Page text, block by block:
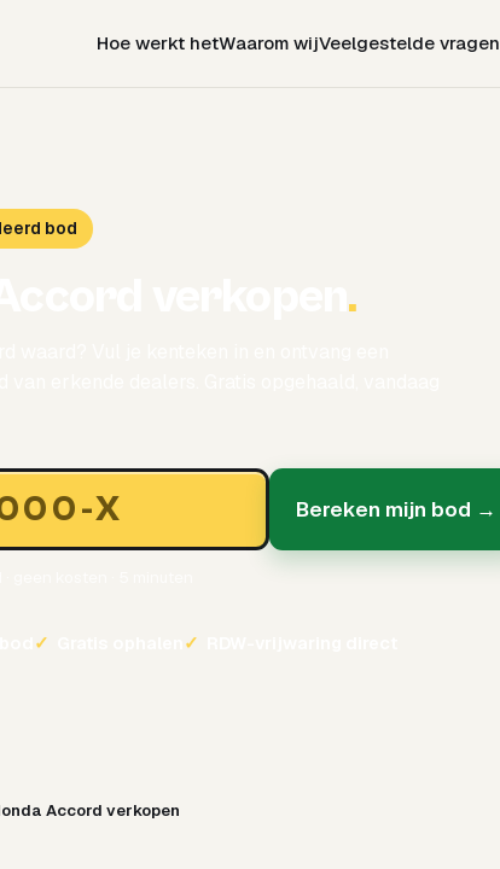
Hoe werkt hetWaarom wijVeelgestelde vragen
bod
.
Bereken mijn bod →
✓ ✓
Accord verkopen